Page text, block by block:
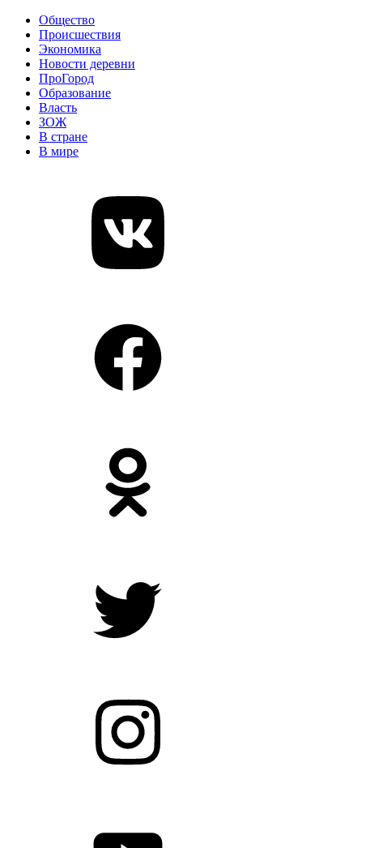
Общество
Происшествия
Экономика
Новости деревни
ПроГород
Образование
Власть
ЗОЖ
В стране
В мире